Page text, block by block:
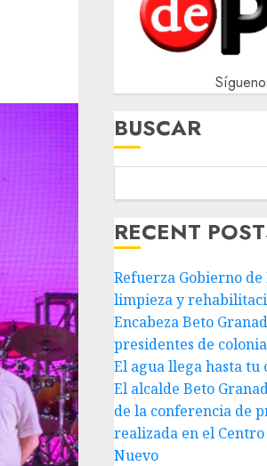
BUSCAR
RECENT
Refuerza Gobierno de
limpieza y
Encabeza Beto
presidentes de
El agua llega hasta tu
El alcalde Beto
de la conferencia de
realizada en el
Nuevo